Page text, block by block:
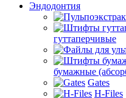
Эндодонтия
гуттаперчивые
бумажные
Gates
H-Files